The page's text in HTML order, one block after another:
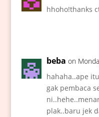
hhoho!thanks
beba on
hahaha..ape
gak pembaca
plak..baru jek